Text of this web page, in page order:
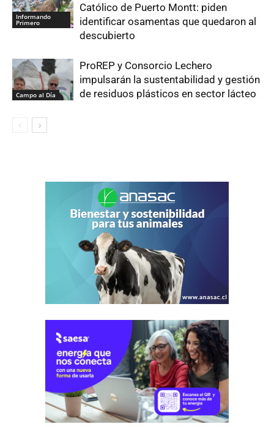
Informando
Primero
Católico de Puerto Montt: piden
identificar osamentas que quedaron al
descubierto
Campo al Día
ProREP y Consorcio Lechero
impulsarán la sustentabilidad y gestión
de residuos plásticos en sector lácteo